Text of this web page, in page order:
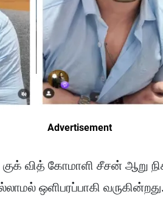
Advertisement
குக் வித் கோமாளி சீசன் ஆறு
ஒளிபரப்பாகி